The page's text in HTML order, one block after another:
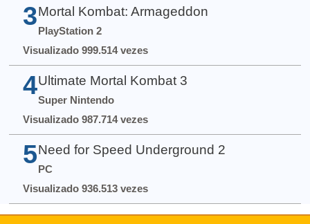
3 Mortal Kombat: Armageddon
PlayStation 2
Visualizado 999.514 vezes
4 Ultimate Mortal Kombat 3
Super Nintendo
Visualizado 987.714 vezes
5 Need for Speed Underground 2
PC
Visualizado 936.513 vezes